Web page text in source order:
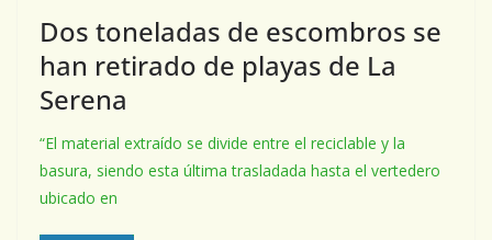
Dos toneladas de escombros se
han retirado de playas de La
Serena
“El material extraído se divide entre el reciclable y la
basura, siendo esta última trasladada hasta el vertedero
ubicado en